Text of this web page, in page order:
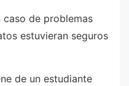
caso de problemas
estuvieran seguros
de un estudiante